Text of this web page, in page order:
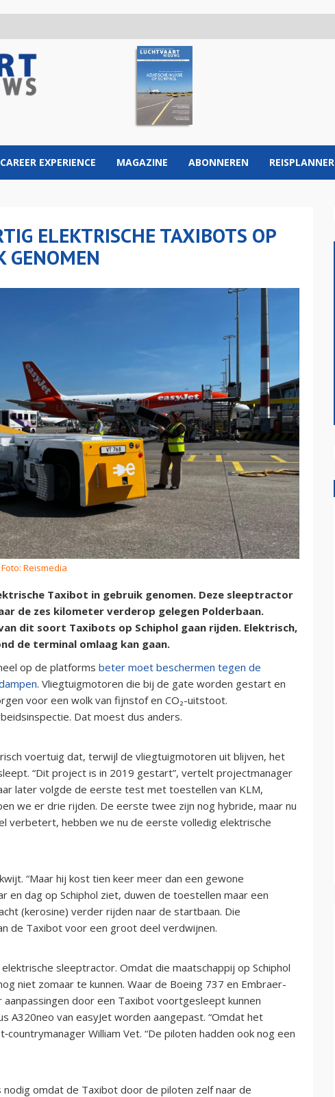
CAREER EXPERIENCE MAGAZINE ABONNEREN REISPLANNER
ELEKTRISCHE TAXIBOTS OP
GENOMEN
Reismedia
Taxibot in gebruik genomen. Deze sleeptractor
de zes kilometer verderop gelegen Polderbaan.
dit soort Taxibots op Schiphol gaan rijden. Elektrisch,
de terminal omlaag kan gaan.
op de platforms beter moet beschermen tegen de
. Vliegtuigmotoren die bij de gate worden gestart en
voor een wolk van fijnstof en CO₂-uitstoot.
Dat moest dus anders.
voertuig dat, terwijl de vliegtuigmotoren uit blijven, het
“Dit project is in 2019 gestart”, vertelt projectmanager
later volgde de eerste test met toestellen van KLM,
we er drie rijden. De eerste twee zijn nog hybride, maar nu
verbetert, hebben we nu de eerste volledig elektrische
“Maar hij kost tien keer meer dan een gewone
en dag op Schiphol ziet, duwen de toestellen maar een
(kerosine) verder rijden naar de startbaan. Die
de Taxibot voor een groot deel verdwijnen.
sleeptractor. Omdat die maatschappij op Schiphol
niet zomaar te kunnen. Waar de Boeing 737 en Embraer-
door een Taxibot voortgesleept kunnen
A320neo van easyJet worden aangepast. “Omdat het
William Vet. “De piloten hadden ook nog een
omdat de Taxibot door de piloten zelf naar de